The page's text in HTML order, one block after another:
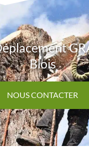
Blois
NOUS CONTACTER